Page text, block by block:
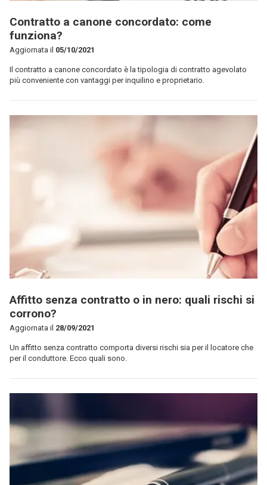
Contratto a canone concordato: come
funziona?
Aggiornata il 05/10/2021
Il contratto a canone concordato è la tipologia di contratto agevolato
più conveniente con vantaggi per inquilino e proprietario.
Affitto senza contratto o in nero: quali rischi si
corrono?
Aggiornata il 28/09/2021
Un affitto senza contratto comporta diversi rischi sia per il locatore che
per il conduttore. Ecco quali sono.